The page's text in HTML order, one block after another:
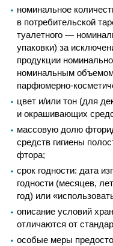
номинальное
в потребительской
туалетного —
упаковки) за
продукции
номинальным
парфюмерно-
цвет и/или тон (для
и окрашивающих
массовую долю
средств гигиены
фтора;
срок годности: дата
годности (месяцев,
год) или
описание условий
отличаются от
особые меры